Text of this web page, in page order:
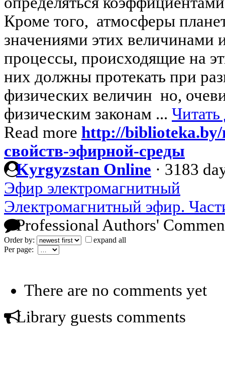
Кроме того, атмосферы
значениями этих величинами
процессы, происходящие на
них должны протекать при
физических величин но,
физическим законам ... Читать
Read more http://
свойств-эфирной-среды
Kyrgyzstan Online · 3183
Эфир электромагнитный
Электромагнитный эфир.
Professional Authors'
Order by:
expand all
Per page:
There are no comments yet
Library guests comments